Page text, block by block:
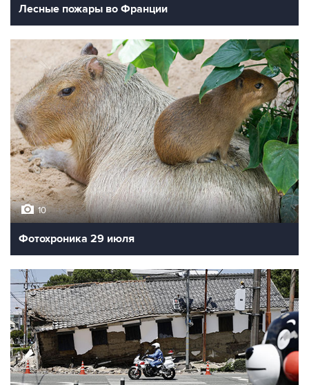
Лесные пожары во Франции
10
Фотохроника 29 июля